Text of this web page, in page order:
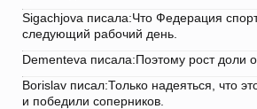
Sigachjova писала:Что Федерация
следующий рабочий день.
Dementeva писала:Поэтому рост доли
Borislav писал:Только надеяться, что
и победили соперников.